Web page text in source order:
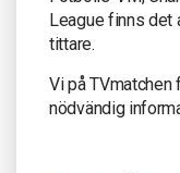
League finns
tittare.
Vi på TVmatchen
nödvändig